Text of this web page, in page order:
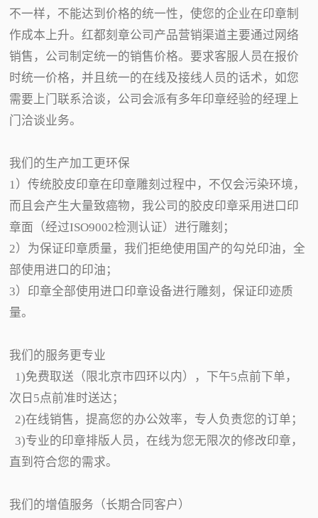
不一样，不能达到价格的统一性，使您的企业在印章制
作成本上升。红都刻章公司产品营销渠道主要通过网络
销售，公司制定统一的销售价格。要求客服人员在报价
时统一价格，并且统一的在线及接线人员的话术，如您
需要上门联系洽谈，公司会派有多年印章经验的经理上
门洽谈业务。
我们的生产加工更环保
1）传统胶皮印章在印章雕刻过程中，不仅会污染环境，
而且会产生大量致癌物，我公司的胶皮印章采用进口印
章面（经过ISO9002检测认证）进行雕刻；
2）为保证印章质量，我们拒绝使用国产的勾兑印油，全
部使用进口的印油；
3）印章全部使用进口印章设备进行雕刻，保证印迹质
量。
我们的服务更专业
1)免费取送（限北京市四环以内），下午5点前下单，
次日5点前准时送达；
2)在线销售，提高您的办公效率，专人负责您的订单；
3)专业的印章排版人员，在线为您无限次的修改印章，
直到符合您的需求。
我们的增值服务（长期合同客户）